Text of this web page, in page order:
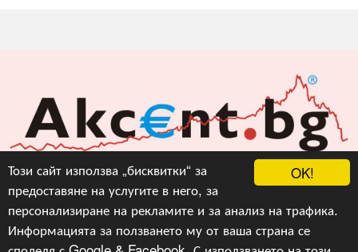
OK!
Този сайт използва „бисквитки“ за
предоставяне на услугите в него, за
персонализиране на рекламите и за анализ на трафика.
Информацията за ползването му от ваша страна се
Акцент БГ ЕООД
info@akcent.bg
Facebook